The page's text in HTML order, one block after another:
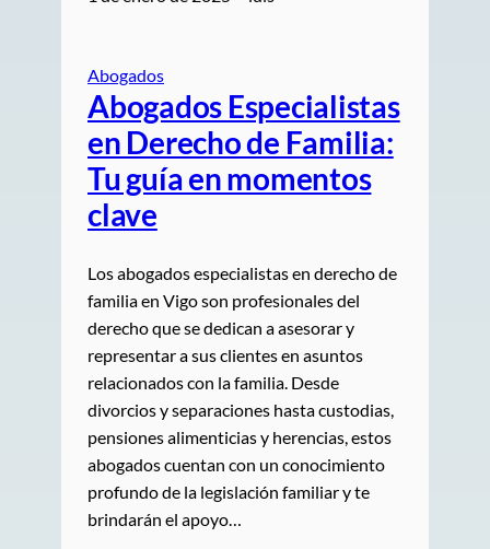
Abogados
Abogados Especialistas
en Derecho de Familia:
Tu guía en momentos
clave
Los abogados especialistas en derecho de
familia en Vigo son profesionales del
derecho que se dedican a asesorar y
representar a sus clientes en asuntos
relacionados con la familia. Desde
divorcios y separaciones hasta custodias,
pensiones alimenticias y herencias, estos
abogados cuentan con un conocimiento
profundo de la legislación familiar y te
brindarán el apoyo…